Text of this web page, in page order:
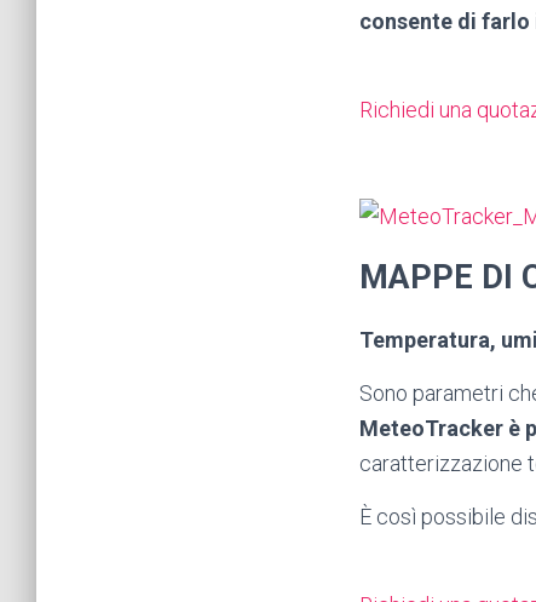
consente di
Richiedi una
MAPPE DI
Temperatura,
Sono parametri
MeteoTracker è
caratterizzazione
È così possibile